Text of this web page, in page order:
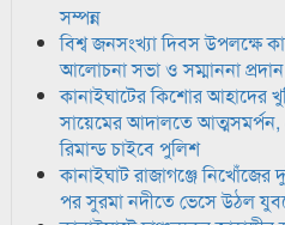
সম্পন্ন
বিশ্ব জনসংখ্যা দিবস উপলক্ষে
আলোচনা সভা ও সম্মাননা প্রদান
কানাইঘাটের কিশোর আহাদের
সায়েমের আদালতে আত্মসমর্পন,
রিমান্ড চাইবে পুলিশ
কানাইঘাট রাজাগঞ্জে নিখোঁজের
পর সুরমা নদীতে ভেসে উঠল